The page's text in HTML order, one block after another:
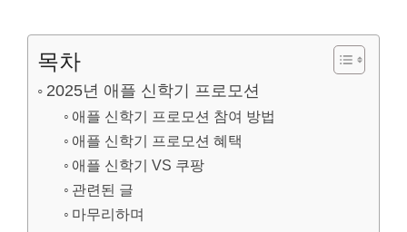
목차
2025년 애플 신학기 프로모션
애플 신학기 프로모션 참여 방법
애플 신학기 프로모션 혜택
애플 신학기 VS 쿠팡
관련된 글
마무리하며